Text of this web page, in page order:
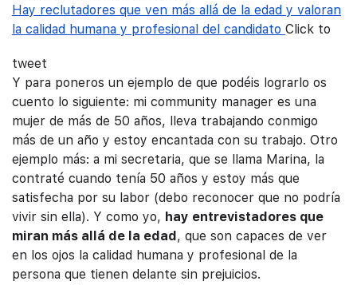
Hay reclutadores que ven más allá de la edad y valoran
la calidad humana y profesional del candidato Click to
tweet
Y para poneros un ejemplo de que podéis lograrlo os
cuento lo siguiente: mi community manager es una
mujer de más de 50 años, lleva trabajando conmigo
más de un año y estoy encantada con su trabajo. Otro
ejemplo más: a mi secretaria, que se llama Marina, la
contraté cuando tenía 50 años y estoy más que
satisfecha por su labor (debo reconocer que no podría
vivir sin ella). Y como yo, hay entrevistadores que
miran más allá de la edad , que son capaces de ver
en los ojos la calidad humana y profesional de la
persona que tienen delante sin prejuicios.